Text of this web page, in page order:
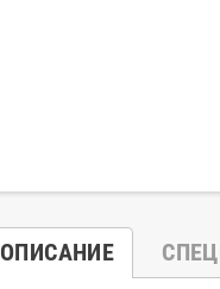
ОПИСАНИЕ